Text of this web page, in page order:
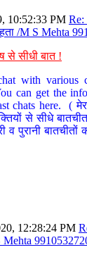
10:52:33 PM
/M S Mehta
से सीधी बात !
with various
can get the
chats here. (
से सीधे
व पुरानी
12:28:24 PM
Mehta